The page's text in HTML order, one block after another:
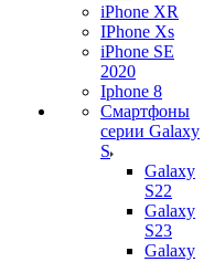
iPhone XR
IPhone Xs
iPhone SE
2020
Iphone 8
Смартфоны
серии Galaxy
S
Galaxy
S22
Galaxy
S23
Galaxy